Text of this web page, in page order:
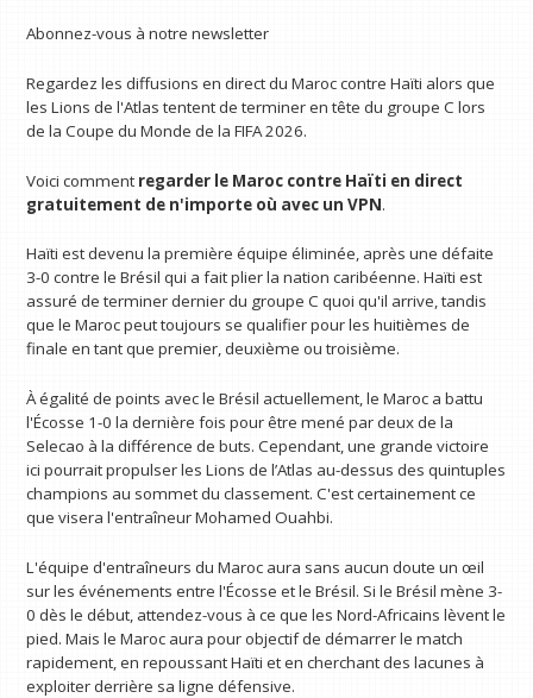
Abonnez-vous à notre newsletter
Regardez les diffusions en direct du Maroc contre Haïti alors que
les Lions de l'Atlas tentent de terminer en tête du groupe C lors
de la Coupe du Monde de la FIFA 2026.
Voici comment regarder le Maroc contre Haïti en direct
gratuitement de n'importe où avec un VPN.
Haïti est devenu la première équipe éliminée, après une défaite
3-0 contre le Brésil qui a fait plier la nation caribéenne. Haïti est
assuré de terminer dernier du groupe C quoi qu'il arrive, tandis
que le Maroc peut toujours se qualifier pour les huitièmes de
finale en tant que premier, deuxième ou troisième.
À égalité de points avec le Brésil actuellement, le Maroc a battu
l'Écosse 1-0 la dernière fois pour être mené par deux de la
Selecao à la différence de buts. Cependant, une grande victoire
ici pourrait propulser les Lions de l’Atlas au-dessus des quintuples
champions au sommet du classement. C'est certainement ce
que visera l'entraîneur Mohamed Ouahbi.
L'équipe d'entraîneurs du Maroc aura sans aucun doute un œil
sur les événements entre l'Écosse et le Brésil. Si le Brésil mène 3-
0 dès le début, attendez-vous à ce que les Nord-Africains lèvent le
pied. Mais le Maroc aura pour objectif de démarrer le match
rapidement, en repoussant Haïti et en cherchant des lacunes à
exploiter derrière sa ligne défensive.